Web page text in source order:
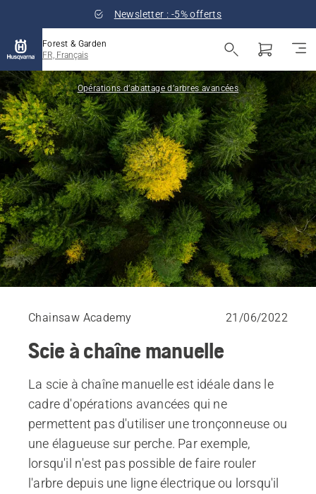
Newsletter : -5% offerts
Forest & Garden
FR, Français
Opérations d’abattage d’arbres avancées
Chainsaw Academy 21/06/2022
Scie à chaîne manuelle
La scie à chaîne manuelle est idéale dans le
cadre d'opérations avancées qui ne
permettent pas d'utiliser une tronçonneuse ou
une élagueuse sur perche. Par exemple,
lorsqu'il n'est pas possible de faire rouler
l'arbre depuis une ligne électrique ou lorsqu'il